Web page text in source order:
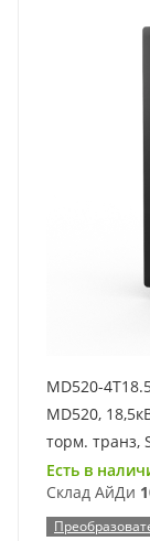
MD520-
MD520,
торм. транз,
Есть в
Склад АйДи